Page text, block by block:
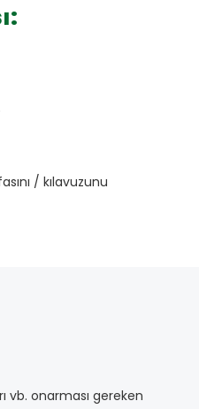
/ kılavuzunu
vb. onarması gereken